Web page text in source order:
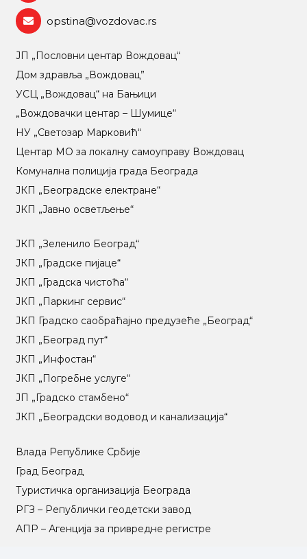
opstina@vozdovac.rs
ЈП „Пословни центар Вождовац“
Дом здравља „Вождовац”
УСЦ „Вождовац“ на Бањици
„Вождовачки центар – Шумице“
НУ „Светозар Марковић“
Центар МO за локалну самоуправу Вождовац
Комунална полиција града Београда
ЈКП „Београдске електране“
ЈКП „Јавно осветљење“
ЈКП „Зеленило Београд“
ЈКП „Градске пијаце“
ЈКП „Градска чистоћа“
ЈКП „Паркинг сервис“
ЈКП Градско саобраћајно предузеће „Београд“
ЈКП „Београд пут“
ЈКП „Инфостан“
ЈКП „Погребне услуге“
ЈП „Градско стамбено“
ЈКП „Београдски водовод и канализација“
Влада Републике Србије
Град Београд
Туристичка организација Београда
РГЗ – Републички геодетски завод
АПР – Агенција за привредне регистре